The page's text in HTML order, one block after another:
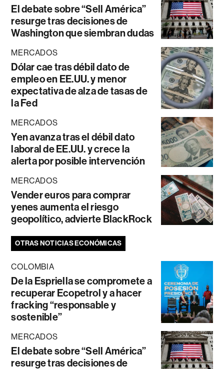
El debate sobre “Sell América”
resurge tras decisiones de
Washington que siembran dudas
MERCADOS
Dólar cae tras débil dato de
empleo en EE.UU. y menor
expectativa de alza de tasas de
la Fed
MERCADOS
Yen avanza tras el débil dato
laboral de EE.UU. y crece la
alerta por posible intervención
MERCADOS
Vender euros para comprar
yenes aumenta el riesgo
geopolítico, advierte BlackRock
OTRAS NOTICIAS ECONÓMICAS
COLOMBIA
De la Espriella se compromete a
recuperar Ecopetrol y a hacer
fracking “responsable y
sostenible”
MERCADOS
El debate sobre “Sell América”
resurge tras decisiones de